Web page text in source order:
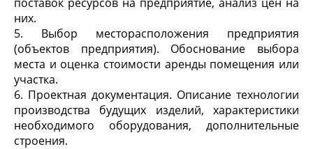
них.
5. Выбор месторасположения предприятия
(объектов предприятия). Обоснование выбора
места и оценка стоимости аренды помещения или
участка.
6. Проектная документация. Описание технологии
производства будущих изделий, характеристики
необходимого оборудования, дополнительные
строения.